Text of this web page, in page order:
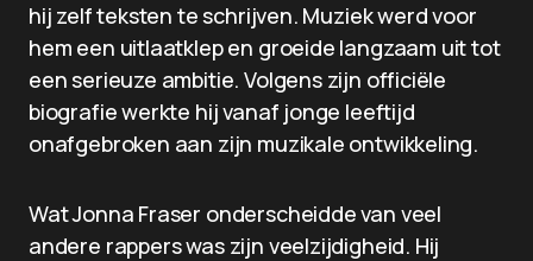
hij zelf teksten te schrijven. Muziek werd voor
hem een uitlaatklep en groeide langzaam uit tot
een serieuze ambitie. Volgens zijn officiële
biografie werkte hij vanaf jonge leeftijd
onafgebroken aan zijn muzikale ontwikkeling.
Wat Jonna Fraser onderscheidde van veel
andere rappers was zijn veelzijdigheid. Hij